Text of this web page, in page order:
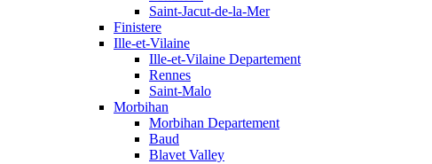
Saint-Jacut-de-la-Mer
Finistere
Ille-et-Vilaine
Ille-et-Vilaine Departement
Rennes
Saint-Malo
Morbihan
Morbihan Departement
Baud
Blavet Valley